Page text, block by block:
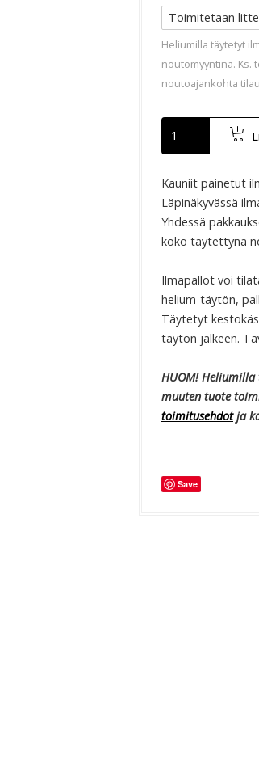
Heliumilla täytetyt
noutomyyntinä. Ks.
noutoajankohta
Kauniit painetut
Läpinäkyvässä
Yhdessä
koko täytettynä
Ilmapallot voi
helium-täytön,
Täytetyt
täytön jälkeen.
HUOM!
muuten tuote
toimitusehdotja
Save